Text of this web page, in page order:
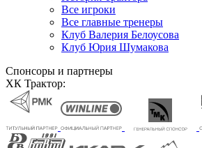
Все игроки
Все главные тренеры
Клуб Валерия Белоусова
Клуб Юрия Шумакова
Спонсоры и партнеры
ХК Трактор: